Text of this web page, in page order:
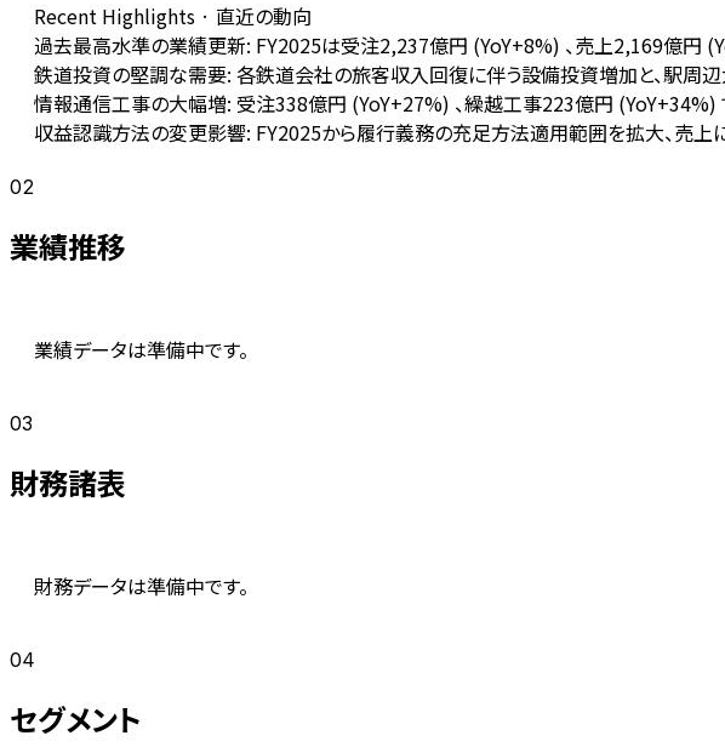
Recent Highlights · 直近の動向
過去最高水準の業績更新: FY2025は受注2,237億円 (YoY+8%) 、売上2,169億円
鉄道投資の堅調な需要: 各鉄道会社の旅客収入回復に伴う設備投資増加と、駅周
情報通信工事の大幅増: 受注338億円 (YoY+27%) 、繰越工事223億円 (YoY+34%) で
収益認識方法の変更影響: FY2025から履行義務の充足方法適用範囲を拡大、売上
02
業績推移
業績データは準備中です。
03
財務諸表
財務データは準備中です。
04
セグメント